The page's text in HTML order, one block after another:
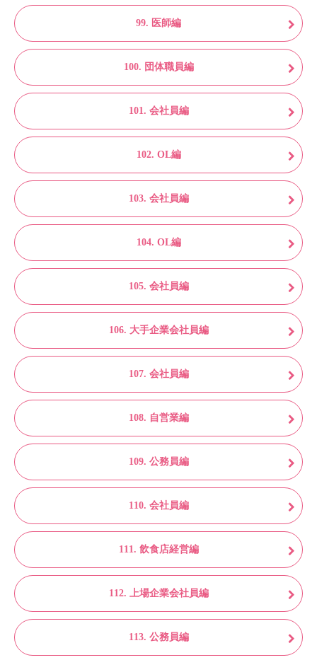
99. 医師編
100. 団体職員編
101. 会社員編
102. OL編
103. 会社員編
104. OL編
105. 会社員編
106. 大手企業会社員編
107. 会社員編
108. 自営業編
109. 公務員編
110. 会社員編
111. 飲食店経営編
112. 上場企業会社員編
113. 公務員編